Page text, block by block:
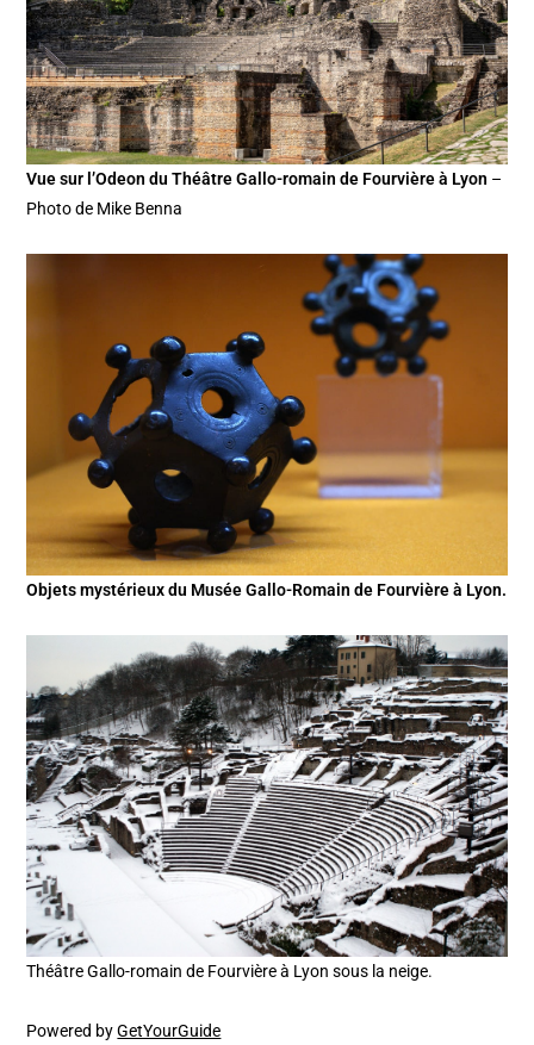
Vue sur l’Odeon du Théâtre Gallo-romain de Fourvière à Lyon –
Photo de Mike Benna
Objets mystérieux du Musée Gallo-Romain de Fourvière à Lyon.
Théâtre Gallo-romain de Fourvière à Lyon sous la neige.
Powered byGetYourGuide